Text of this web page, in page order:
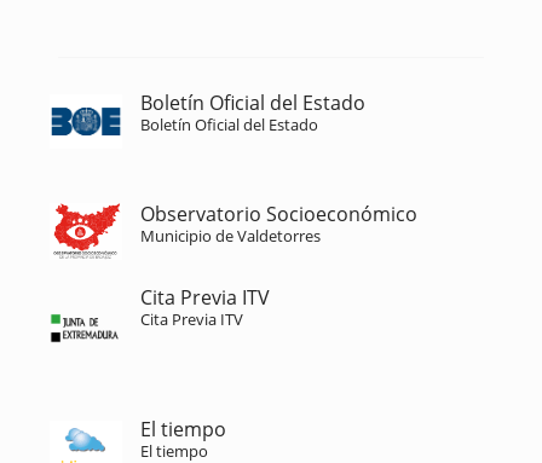
Boletín Oficial del Estado
Boletín Oficial del Estado
Observatorio Socioeconómico
Municipio de Valdetorres
Cita Previa ITV
Cita Previa ITV
El tiempo
El tiempo